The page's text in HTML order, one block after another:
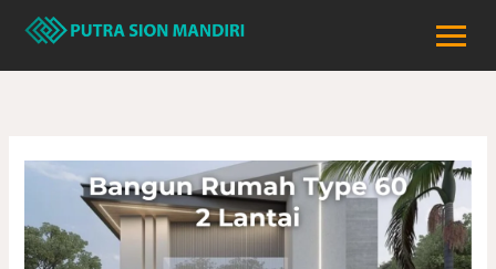
Lewati
konten